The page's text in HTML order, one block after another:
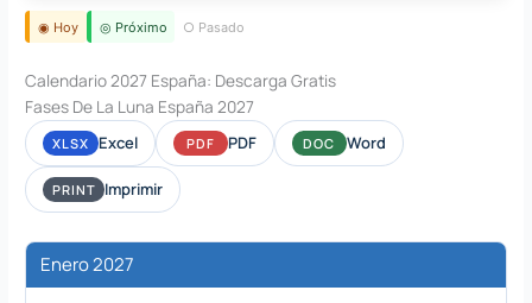
◉ Hoy ◎ Próximo ○ Pasado
Calendario 2027 España: Descarga Gratis
Fases De La Luna España 2027
XLSX Excel PDF PDF DOC Word
PRINT Imprimir
Enero 2027